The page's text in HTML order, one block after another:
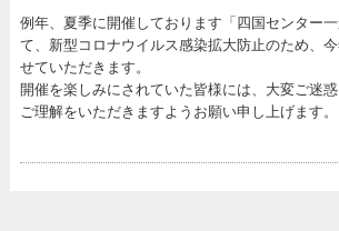
例年、夏季に開催しております「四国センター
て、新型コロナウイルス感染拡大防止のため、
せていただきます。
開催を楽しみにされていた皆様には、大変ご迷惑
ご理解をいただきますようお願い申し上げます。